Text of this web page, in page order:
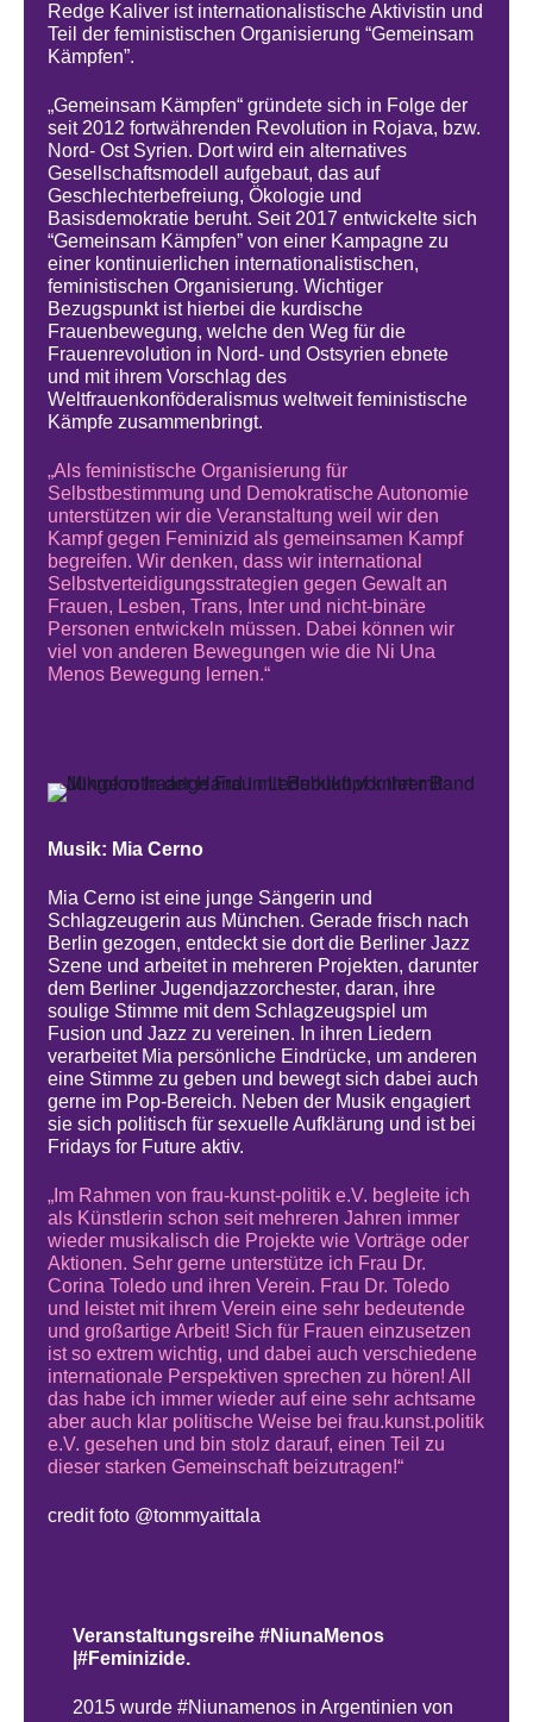
Redge Kaliver ist internationalistische Aktivistin und
Teil der feministischen Organisierung “Gemeinsam
Kämpfen”.
„Gemeinsam Kämpfen“ gründete sich in Folge der
seit 2012 fortwährenden Revolution in Rojava, bzw.
Nord- Ost Syrien. Dort wird ein alternatives
Gesellschaftsmodell aufgebaut, das auf
Geschlechterbefreiung, Ökologie und
Basisdemokratie beruht. Seit 2017 entwickelte sich
“Gemeinsam Kämpfen” von einer Kampagne zu
einer kontinuierlichen internationalistischen,
feministischen Organisierung. Wichtiger
Bezugspunkt ist hierbei die kurdische
Frauenbewegung, welche den Weg für die
Frauenrevolution in Nord- und Ostsyrien ebnete
und mit ihrem Vorschlag des
Weltfrauenkonföderalismus weltweit feministische
Kämpfe zusammenbringt.
„Als feministische Organisierung für
Selbstbestimmung und Demokratische Autonomie
unterstützen wir die Veranstaltung weil wir den
Kampf gegen Feminizid als gemeinsamen Kampf
begreifen. Wir denken, dass wir international
Selbstverteidigungsstrategien gegen Gewalt an
Frauen, Lesben, Trans, Inter und nicht-binäre
Personen entwickeln müssen. Dabei können wir
viel von anderen Bewegungen wie die Ni Una
Menos Bewegung lernen.“
Musik: Mia Cerno
Mia Cerno ist eine junge Sängerin und
Schlagzeugerin aus München. Gerade frisch nach
Berlin gezogen, entdeckt sie dort die Berliner Jazz
Szene und arbeitet in mehreren Projekten, darunter
dem Berliner Jugendjazzorchester, daran, ihre
soulige Stimme mit dem Schlagzeugspiel um
Fusion und Jazz zu vereinen. In ihren Liedern
verarbeitet Mia persönliche Eindrücke, um anderen
eine Stimme zu geben und bewegt sich dabei auch
gerne im Pop-Bereich. Neben der Musik engagiert
sie sich politisch für sexuelle Aufklärung und ist bei
Fridays for Future aktiv.
„Im Rahmen von frau-kunst-politik e.V. begleite ich
als Künstlerin schon seit mehreren Jahren immer
wieder musikalisch die Projekte wie Vorträge oder
Aktionen. Sehr gerne unterstütze ich Frau Dr.
Corina Toledo und ihren Verein. Frau Dr. Toledo
und leistet mit ihrem Verein eine sehr bedeutende
und großartige Arbeit! Sich für Frauen einzusetzen
ist so extrem wichtig, und dabei auch verschiedene
internationale Perspektiven sprechen zu hören! All
das habe ich immer wieder auf eine sehr achtsame
aber auch klar politische Weise bei frau.kunst.politik
e.V. gesehen und bin stolz darauf, einen Teil zu
dieser starken Gemeinschaft beizutragen!“
credit foto @tommyaittala
Veranstaltungsreihe #NiunaMenos
|#Feminizide.
2015 wurde #Niunamenos in Argentinien von